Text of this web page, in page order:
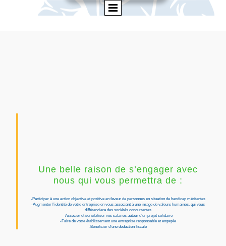
Une belle raison de s’engager avec
nous qui vous permettra de :
-Participer à une action objective et positive en faveur de personnes en situation de handicap méritantes
-Augmenter l’identité de votre entreprise en vous associant à une image de valeurs humaines, qui vous
différenciera des sociétés concurrentes
-Associer et sensibiliser vos salariés autour d’un projet solidaire
-Faire de votre établissement une entreprise responsable et engagée
-Bénéficier d’une déduction fiscale